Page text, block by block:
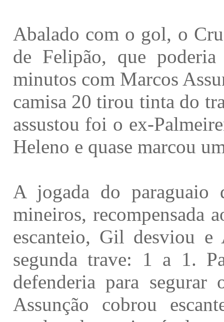
Abalado com o gol, o
de Felipão, que
minutos com Marcos
camisa 20 tirou tinta do
assustou foi o ex-
Heleno e quase marcou
A jogada do paraguaio
mineiros, recompensada
escanteio, Gil desviou e
segunda trave: 1 a 1.
defenderia para
Assunção cobrou